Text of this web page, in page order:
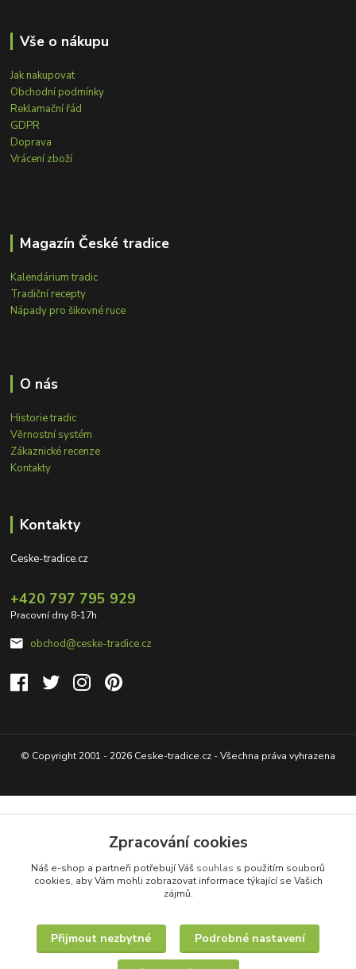
Vše o nákupu
Jak nakupovat
Obchodní podmínky
Reklamační řád
GDPR
Doprava
Vrácení zboží
Magazín České tradice
Kalendárium tradic
Tradiční recepty
Nápady pro šikovné ruce
O nás
Historie tradic
Věrnostní systém
Zákaznické recenze
Kontakty
Kontakty
Ceske-tradice.cz
+420 797 795 929
Pracovní dny 8-17h
obchod@ceske-tradice.cz
© Copyright 2001 - 2026 Ceske-tradice.cz - Všechna práva vyhrazena
Zpracování cookies
Náš e-shop a partneři potřebují Váš souhlas s použitím souborů
cookies, aby Vám mohli zobrazovat informace týkající se Vašich
zájmů.
Přijmout nezbytné Podrobné nastavení